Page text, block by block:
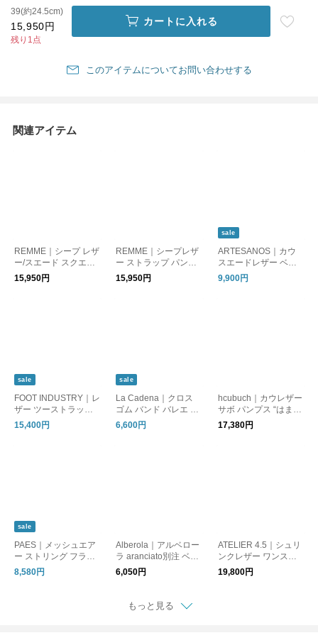
39(約24.5cm)
15,950円
残り1点
カートに入れる
このアイテムについてお問い合わせする
関連アイテム
REMME｜シープ レザ
ー/スエード スクエア
トゥ パンプス zh-26w
005
15,950円
REMME｜シープレザ
ー ストラップ パンプ
ス zh-26w002-so
15,950円
sale
ARTESANOS｜カウ
スエードレザー ベル
ト バレエシューズ gu
5-675-af
9,900円
sale
FOOT INDUSTRY｜レ
ザー ツーストラップ
バレエシューズ awc0
15,400円
sale
La Cadena｜クロス
ゴム バンド バレエ シ
ューズ “SALON ELAS
TICOS CRUZADOS” 5
6,600円
hcubuch｜カウレザー
サボ パンプス “はまぐ
りがた” h035-ms
17,380円
sale
PAES｜メッシュエア
ー ストリング フラッ
トシューズ Mesh Air
String Flat 012611004
8,580円
Alberola｜アルベロー
ラ aranciato別注 ベル
ベット バレエシュー
ズ 78-315gm-tr
6,050円
ATELIER 4.5｜シュリ
ンクレザー ワンスト
ラップ バレエシュー
ズ a-037
19,800円
もっと見る